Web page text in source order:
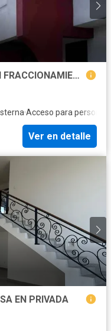
SE RENTA O SE VENDE CASA EN FRACCIONAMIENTO LA RIVERA I, TOLUCA, EDO MÉXICO.
·Acceso para
Ver en detalle
EN PRIVADA